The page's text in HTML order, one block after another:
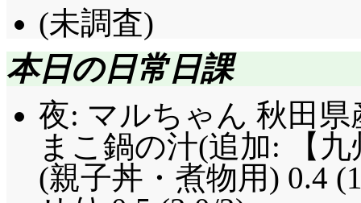
(未調査)
本日の日常日課
夜: マルちゃん 秋田
まこ鍋の汁(追加: 【
(親子丼・煮物用) 0.4